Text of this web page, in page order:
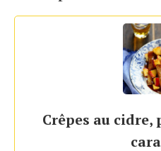
Crêpes au cidre,